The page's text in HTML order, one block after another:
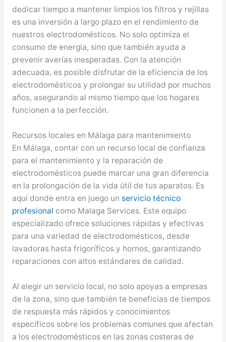
dedicar tiempo a mantener limpios los filtros y rejillas
es una inversión a largo plazo en el rendimiento de
nuestros electrodomésticos. No solo optimiza el
consumo de energía, sino que también ayuda a
prevenir averías inesperadas. Con la atención
adecuada, es posible disfrutar de la eficiencia de los
electrodomésticos y prolongar su utilidad por muchos
años, asegurando al mismo tiempo que los hogares
funcionen a la perfección.
Recursos locales en Málaga para mantenimiento
En Málaga, contar con un recurso local de confianza
para el mantenimiento y la reparación de
electrodomésticos puede marcar una gran diferencia
en la prolongación de la vida útil de tus aparatos. Es
aquí donde entra en juego un servicio técnico
profesional como Malaga Services. Este equipo
especializado ofrece soluciones rápidas y efectivas
para una variedad de electrodomésticos, desde
lavadoras hasta frigoríficos y hornos, garantizando
reparaciones con altos estándares de calidad.
Al elegir un servicio local, no solo apoyas a empresas
de la zona, sino que también te beneficias de tiempos
de respuesta más rápidos y conocimientos
específicos sobre los problemas comunes que afectan
a los electrodomésticos en las zonas costeras de